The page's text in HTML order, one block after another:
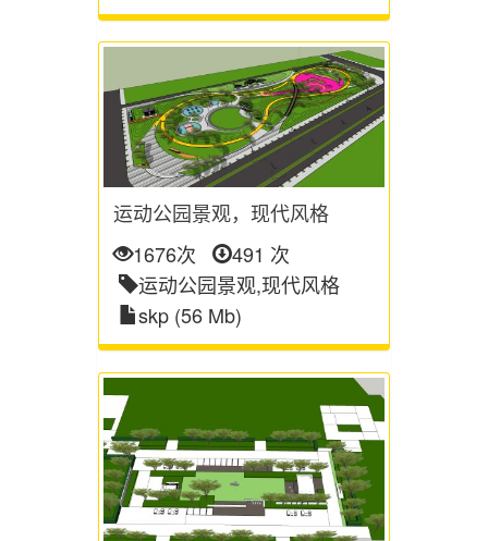
运动公园景观，现代风格
1676次
491 次
运动公园景观,现代风格
skp (56 Mb)